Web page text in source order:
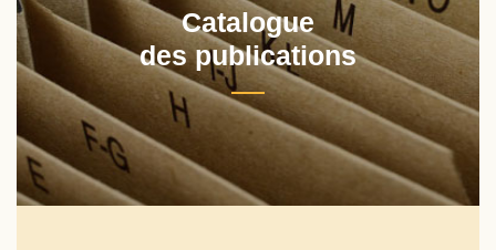
Catalogue
des publications